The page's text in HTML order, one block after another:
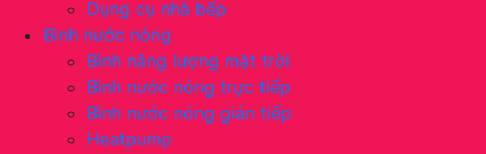
Dụng cụ nhà bếp
Bình nước nóng
Bình năng lượng mặt trời
Bình nước nóng trực tiếp
Bình nước nóng gián tiếp
Heatpump